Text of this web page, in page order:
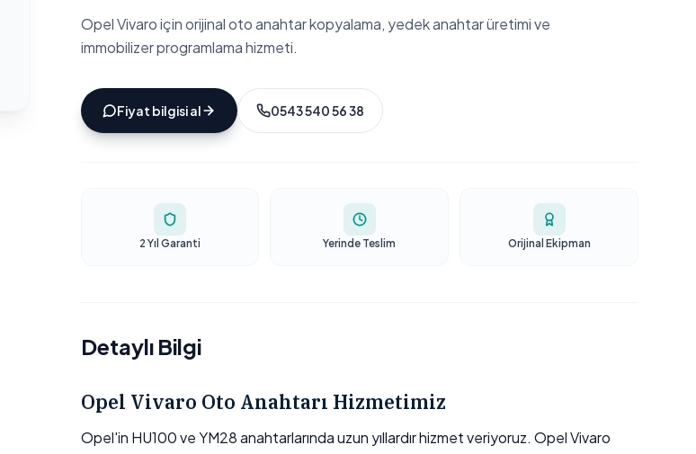
Opel Vivaro için orijinal oto anahtar kopyalama, yedek anahtar üretimi ve
immobilizer programlama hizmeti.
Fiyat bilgisi al 0543 540 56 38
2 Yıl Garanti Yerinde Teslim Orijinal Ekipman
Detaylı Bilgi
Opel Vivaro Oto Anahtarı Hizmetimiz
Opel'in HU100 ve YM28 anahtarlarında uzun yıllardır hizmet veriyoruz. Opel Vivaro